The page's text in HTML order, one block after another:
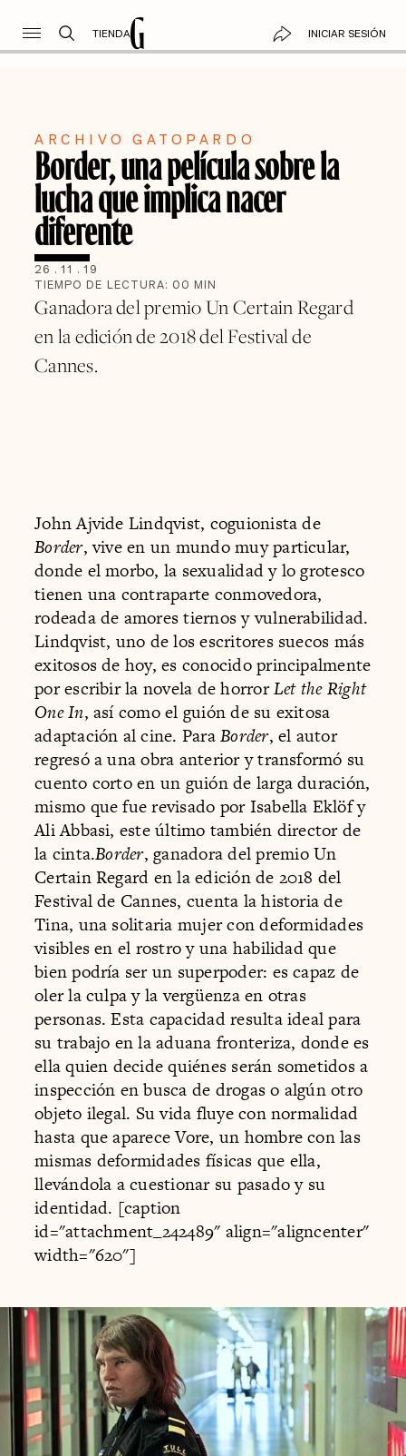
TIENDA INICIAR SESIÓN
ARCHIVO GATOPARDO
Border, una película sobre la
lucha que implica nacer
diferente
26 . 11 . 19
TIEMPO DE LECTURA: 00 MIN
Ganadora del premio Un Certain Regard
en la edición de 2018 del Festival de
Cannes.
John Ajvide Lindqvist, coguionista de
Border, vive en un mundo muy particular,
donde el morbo, la sexualidad y lo grotesco
tienen una contraparte conmovedora,
rodeada de amores tiernos y vulnerabilidad.
Lindqvist, uno de los escritores suecos más
exitosos de hoy, es conocido principalmente
por escribir la novela de horrorLet the Right
One In, así como el guión de su exitosa
adaptación al cine. ParaBorder, el autor
regresó a una obra anterior y transformó su
cuento corto en un guión de larga duración,
mismo que fue revisado por Isabella Eklöf y
Ali Abbasi, este último también director de
la cinta.Border, ganadora del premio Un
Certain Regard en la edición de 2018 del
Festival de Cannes, cuenta la historia de
Tina, una solitaria mujer con deformidades
visibles en el rostro y una habilidad que
bien podría ser un superpoder: es capaz de
oler la culpa y la vergüenza en otras
personas. Esta capacidad resulta ideal para
su trabajo en la aduana fronteriza, donde es
ella quien decide quiénes serán sometidos a
inspección en busca de drogas o algún otro
objeto ilegal. Su vida fluye con normalidad
hasta que aparece Vore, un hombre con las
mismas deformidades físicas que ella,
llevándola a cuestionar su pasado y su
identidad. [caption
id="attachment_242489" align="aligncenter"
width="620"]